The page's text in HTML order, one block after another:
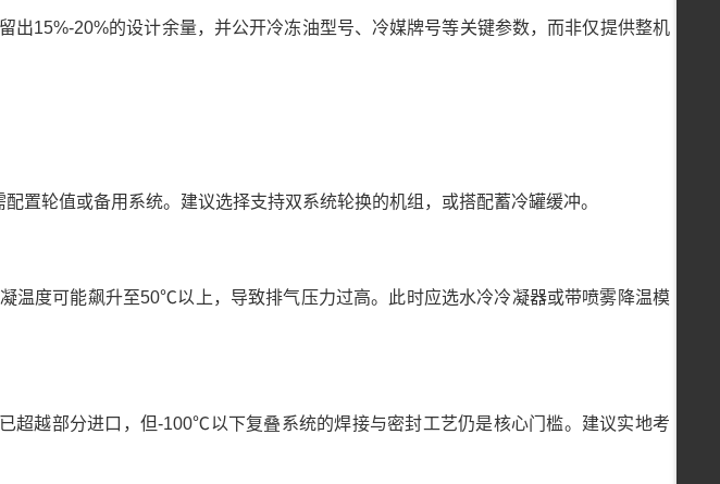
出15%-20%的设计余量，并公开冷冻油型号、冷媒牌号等关键参数，而非仅提供整机
置轮值或备用系统。建议选择支持双系统轮换的机组，或搭配蓄冷罐缓冲。
温度可能飙升至50℃以上，导致排气压力过高。此时应选水冷冷凝器或带喷雾降温模
超越部分进口，但-100℃以下复叠系统的焊接与密封工艺仍是核心门槛。建议实地考